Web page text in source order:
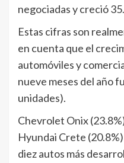
negociadas y creció
Estas cifras son
en cuenta que el
automóviles y
nueve meses del año
unidades).
Chevrolet Onix
Hyundai Crete
diez autos más